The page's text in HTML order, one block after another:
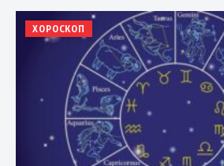
ХОРОСКОП